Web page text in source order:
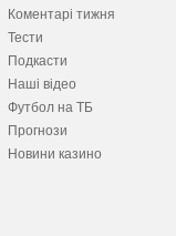
Коментарі тижня
Тести
Подкасти
Наші відео
Футбол на ТБ
Прогнози
Новини казино